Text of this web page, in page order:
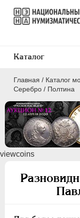
Главная / Каталог
Серебро / Полтина
viewcoins
Каталог
ПEТР I 1699 -
ЕКАТЕРИНА I
АННА
ИОАНН